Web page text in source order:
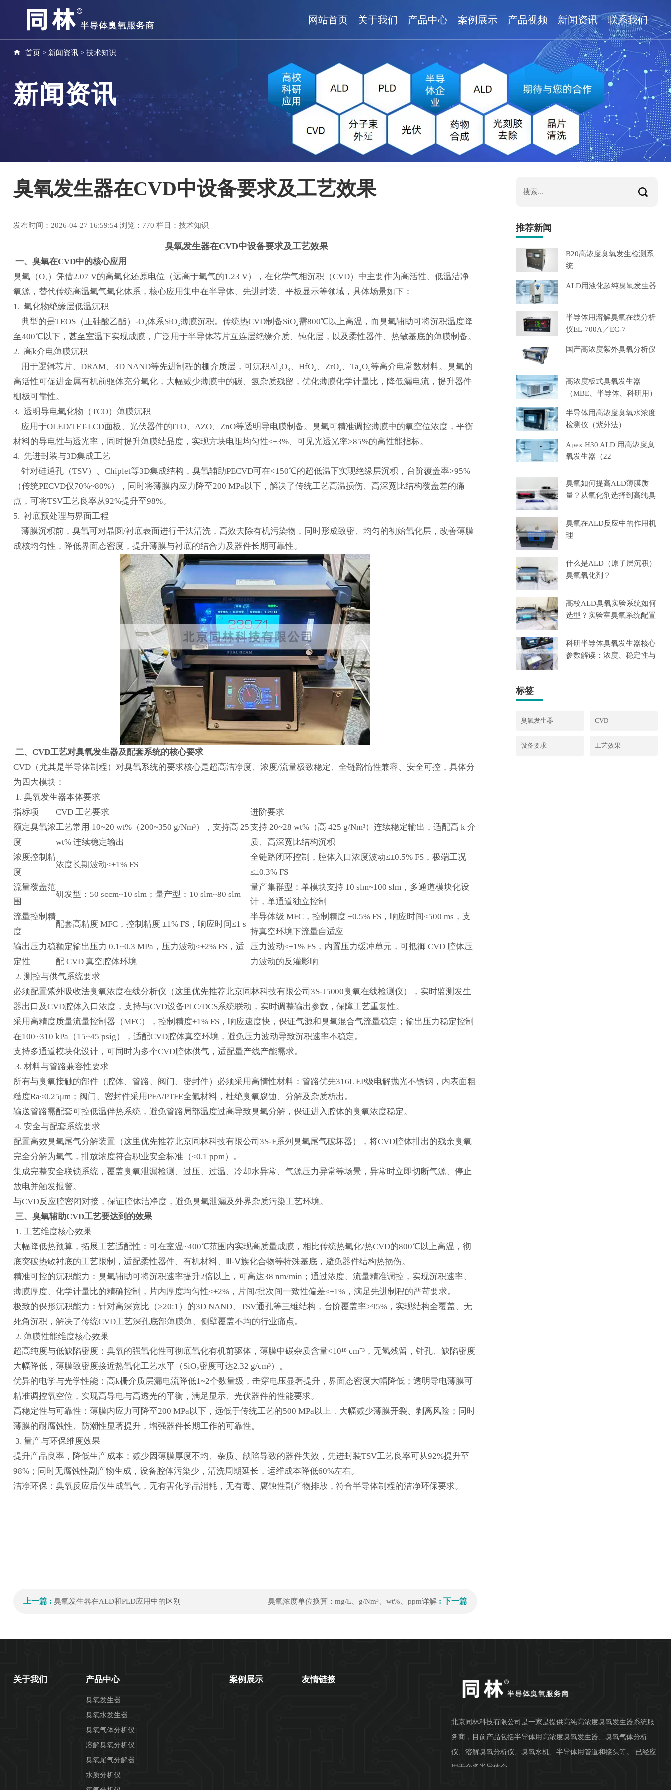
网站首页 关于我们 产品中心 案例展示 产品视频 新闻资讯 联系我们
首页> 新闻资讯> 技术知识
新闻资讯
臭氧发生器在CVD中设备要求及工艺效果
发布时间：2026-04-27 16:59:54 浏览： 770 栏目： 技术知识
臭氧发生器在CVD中设备要求及工艺效果
一、臭氧在CVD中的核心应用
臭氧（O₃）凭借2.07 V的高氧化还原电位（远高于氧气的1.23 V），在化学气相沉积（CVD）中主要作为高活性、低温洁净
氧源，替代传统高温氧气氧化体系，核心应用集中在半导体、先进封装、平板显示等领域，具体场景如下：
1. 氧化物绝缘层低温沉积
典型的是TEOS（正硅酸乙酯）-O₃体系SiO₂薄膜沉积。传统热CVD制备SiO₂需800℃以上高温，而臭氧辅助可将沉积温度降
至400℃以下，甚至室温下实现成膜，广泛用于半导体芯片互连层绝缘介质、钝化层，以及柔性器件、热敏基底的薄膜制备。
2. 高k介电薄膜沉积
用于逻辑芯片、DRAM、3D NAND等先进制程的栅介质层，可沉积Al₂O₃、HfO₂、ZrO₂、Ta₂O₅等高介电常数材料。臭氧的
高活性可促进金属有机前驱体充分氧化，大幅减少薄膜中的碳、氢杂质残留，优化薄膜化学计量比，降低漏电流，提升器件
栅极可靠性。
3. 透明导电氧化物（TCO）薄膜沉积
应用于OLED/TFT-LCD面板、光伏器件的ITO、AZO、ZnO等透明导电膜制备。臭氧可精准调控薄膜中的氧空位浓度，平衡
材料的导电性与透光率，同时提升薄膜结晶度，实现方块电阻均匀性≤±3%、可见光透光率>85%的高性能指标。
4. 先进封装与3D集成工艺
针对硅通孔（TSV）、Chiplet等3D集成结构，臭氧辅助PECVD可在<150℃的超低温下实现绝缘层沉积，台阶覆盖率>95%
（传统PECVD仅70%~80%），同时将薄膜内应力降至200 MPa以下，解决了传统工艺高温损伤、高深宽比结构覆盖差的痛
点，可将TSV工艺良率从92%提升至98%。
5. 衬底预处理与界面工程
薄膜沉积前，臭氧可对晶圆/衬底表面进行干法清洗，高效去除有机污染物，同时形成致密、均匀的初始氧化层，改善薄膜
成核均匀性，降低界面态密度，提升薄膜与衬底的结合力及器件长期可靠性。
二、CVD工艺对臭氧发生器及配套系统的核心要求
CVD（尤其是半导体制程）对臭氧系统的要求核心是超高洁净度、浓度/流量极致稳定、全链路惰性兼容、安全可控，具体分
为四大模块：
1. 臭氧发生器本体要求
指标项
CVD 工艺要求
进阶要求
额定臭氧浓
度
工艺常用 10~20 wt%（200~350 g/Nm³），支持高 25
wt% 连续稳定输出
支持 20~28 wt%（高 425 g/Nm³）连续稳定输出，适配高 k 介
质、高深宽比结构沉积
浓度控制精
度
浓度长期波动≤±1% FS
全链路闭环控制，腔体入口浓度波动≤±0.5% FS，极端工况
≤±0.3% FS
流量覆盖范
围
研发型：50 sccm~10 slm；量产型：10 slm~80 slm
量产集群型：单模块支持 10 slm~100 slm，多通道模块化设
计，单通道独立控制
流量控制精
度
配套高精度 MFC，控制精度 ±1% FS，响应时间≤1 s
半导体级 MFC，控制精度 ±0.5% FS，响应时间≤500 ms，支
持真空环境下流量自适应
输出压力稳
定性
额定输出压力 0.1~0.3 MPa，压力波动≤±2% FS，适
配 CVD 真空腔体环境
压力波动≤±1% FS，内置压力缓冲单元，可抵御 CVD 腔体压
力波动的反灌影响
2. 测控与供气系统要求
必须配置紫外吸收法臭氧浓度在线分析仪（这里优先推荐北京同林科技有限公司3S-J5000臭氧在线检测仪），实时监测发生
器出口及CVD腔体入口浓度，支持与CVD设备PLC/DCS系统联动，实时调整输出参数，保障工艺重复性。
采用高精度质量流量控制器（MFC），控制精度±1% FS，响应速度快，保证气源和臭氧混合气流量稳定；输出压力稳定控制
在100~310 kPa（15~45 psig），适配CVD腔体真空环境，避免压力波动导致沉积速率不稳定。
支持多通道模块化设计，可同时为多个CVD腔体供气，适配量产线产能需求。
3. 材料与管路兼容性要求
所有与臭氧接触的部件（腔体、管路、阀门、密封件）必须采用高惰性材料：管路优先316L EP级电解抛光不锈钢，内表面粗
糙度Ra≤0.25μm；阀门、密封件采用PFA/PTFE全氟材料，杜绝臭氧腐蚀、分解及杂质析出。
输送管路需配套可控低温伴热系统，避免管路局部温度过高导致臭氧分解，保证进入腔体的臭氧浓度稳定。
4. 安全与配套系统要求
配置高效臭氧尾气分解装置（这里优先推荐北京同林科技有限公司3S-F系列臭氧尾气破坏器），将CVD腔体排出的残余臭氧
完全分解为氧气，排放浓度符合职业安全标准（≤0.1 ppm）。
集成完整安全联锁系统，覆盖臭氧泄漏检测、过压、过温、冷却水异常、气源压力异常等场景，异常时立即切断气源、停止
放电并触发报警。
与CVD反应腔密闭对接，保证腔体洁净度，避免臭氧泄漏及外界杂质污染工艺环境。
三、臭氧辅助CVD工艺要达到的效果
1. 工艺维度核心效果
大幅降低热预算，拓展工艺适配性：可在室温~400℃范围内实现高质量成膜，相比传统热氧化/热CVD的800℃以上高温，彻
底突破热敏衬底的工艺限制，适配柔性器件、有机材料、Ⅲ-Ⅴ族化合物等特殊基底，避免器件结构热损伤。
精准可控的沉积能力：臭氧辅助可将沉积速率提升2倍以上， 可高达38 nm/min；通过浓度、流量精准调控，实现沉积速率、
薄膜厚度、化学计量比的精确控制，片内厚度均匀性≤±2%，片间/批次间一致性偏差≤±1%，满足先进制程的严苛要求。
极致的保形沉积能力：针对高深宽比（>20:1）的3D NAND、TSV通孔等三维结构，台阶覆盖率>95%，实现结构全覆盖、无
死角沉积，解决了传统CVD工艺深孔底部薄膜薄、侧壁覆盖不均的行业痛点。
2. 薄膜性能维度核心效果
超高纯度与低缺陷密度：臭氧的强氧化性可彻底氧化有机前驱体，薄膜中碳杂质含量<10¹⁸ cm⁻³，无氢残留，针孔、缺陷密度
大幅降低，薄膜致密度接近热氧化工艺水平（SiO₂密度可达2.32 g/cm³）。
优异的电学与光学性能：高k栅介质层漏电流降低1~2个数量级，击穿电压显著提升，界面态密度大幅降低；透明导电薄膜可
精准调控氧空位，实现高导电与高透光的平衡，满足显示、光伏器件的性能要求。
高稳定性与可靠性：薄膜内应力可降至200 MPa以下，远低于传统工艺的500 MPa以上，大幅减少薄膜开裂、剥离风险；同时
薄膜的耐腐蚀性、防潮性显著提升，增强器件长期工作的可靠性。
3. 量产与环保维度效果
提升产品良率，降低生产成本：减少因薄膜厚度不均、杂质、缺陷导致的器件失效，先进封装TSV工艺良率可从92%提升至
98%；同时无腐蚀性副产物生成，设备腔体污染少，清洗周期延长，运维成本降低60%左右。
洁净环保：臭氧反应后仅生成氧气，无有害化学品消耗，无有毒、腐蚀性副产物排放，符合半导体制程的洁净环保要求。
上一篇 : 臭氧发生器在ALD和PLD应用中的区别 臭氧浓度单位换算：mg/L、g/Nm³、wt%、ppm详解: 下一篇
推荐新闻
B20高浓度臭氧发生检测系
统
ALD用液化超纯臭氧发生器
半导体用溶解臭氧在线分析
仪EL-700A／EC-7
国产高浓度紫外臭氧分析仪
高浓度板式臭氧发生器
（MBE、半导体、科研用）
半导体用高浓度臭氧水浓度
检测仪（紫外法）
Apex H30 ALD 用高浓度臭
氧发生器（22
臭氧如何提高ALD薄膜质
量？从氧化剂选择到高纯臭
臭氧在ALD反应中的作用机
理
什么是ALD（原子层沉积）
臭氧氧化剂？
高校ALD臭氧实验系统如何
选型？实验室臭氧系统配置
科研半导体臭氧发生器核心
参数解读：浓度、稳定性与
标签
臭氧发生器 CVD
设备要求 工艺效果
关于我们 产品中心
臭氧发生器
臭氧水发生器
臭氧气体分析仪
溶解臭氧分析仪
臭氧尾气分解器
水质分析仪
案例展示 友情链接
北京同林科技有限公司是一家是提供高纯高浓度臭氧发生器系统服
务商，目前产品包括半导体用高浓度臭氧发生器、臭氧气体分析
仪、溶解臭氧分析仪、臭氧水机、半导体用管道和接头等。 已经应
用于众多半导体企...